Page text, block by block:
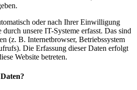
oder nach Ihrer Einwilligung
unsere IT-Systeme erfasst. Das sind
(z. B. Internetbrowser, Betriebssystem
Die Erfassung dieser Daten erfolgt
Website betreten.